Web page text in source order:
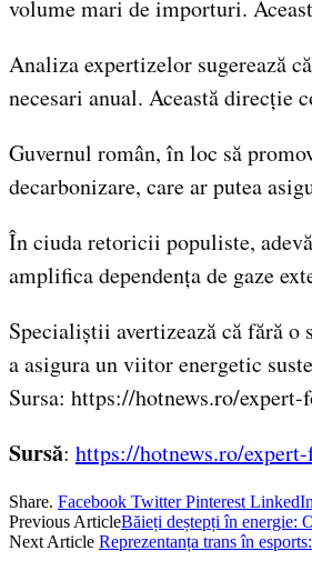
volume mari de importuri.
Analiza expertizelor sugerează
necesari anual. Această direcție
Guvernul român, în loc să
decarbonizare, care ar putea
În ciuda retoricii populiste,
amplifica dependența de gaze
Specialiștii avertizează că fără o
a asigura un viitor energetic
Sursa: https://hotnews.ro/
Sursă: https://hotnews.ro/
Share. Facebook Twitter Pinterest LinkedIn
Previous ArticleBăieți deștepți în energie:
Next Article Reprezentanța trans în